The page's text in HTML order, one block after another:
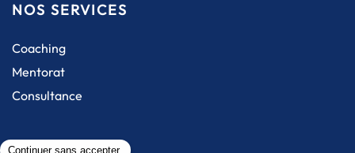
NOS SERVICES
Coaching
Mentorat
Consultance